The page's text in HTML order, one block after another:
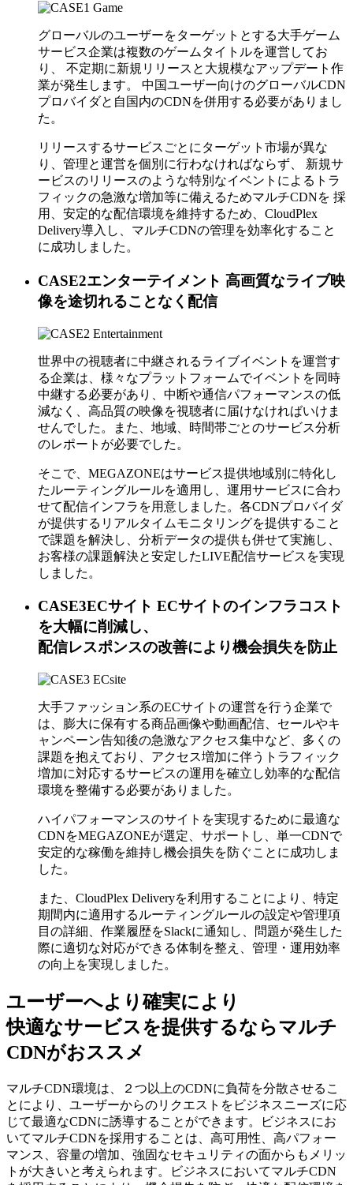
グローバルのユーザーをターゲットとする大手ゲーム
サービス企業は複数のゲームタイトルを運営してお
り、 不定期に新規リリースと大規模なアップデート作
業が発生します。 中国ユーザー向けのグローバルCDN
プロバイダと自国内のCDNを併用する必要がありまし
た。
リリースするサービスごとにターゲット市場が異な
り、管理と運営を個別に行わなければならず、 新規サ
ービスのリリースのような特別なイベントによるトラ
フィックの急激な増加等に備えるためマルチCDNを 採
用、安定的な配信環境を維持するため、CloudPlex
Delivery導入し、マルチCDNの管理を効率化すること
に成功しました。
CASE2エンターテイメント 高画質なライブ映
像を途切れることなく配信
世界中の視聴者に中継されるライブイベントを運営す
る企業は、様々なプラットフォームでイベントを同時
中継する必要があり、中断や通信パフォーマンスの低
減なく、高品質の映像を視聴者に届けなければいけま
せんでした。また、地域、時間帯ごとのサービス分析
のレポートが必要でした。
そこで、MEGAZONEはサービス提供地域別に特化し
たルーティングルールを適用し、運用サービスに合わ
せて配信インフラを用意しました。各CDNプロバイダ
が提供するリアルタイムモニタリングを提供すること
で課題を解決し、分析データの提供も併せて実施し、
お客様の課題解決と安定したLIVE配信サービスを実現
しました。
CASE3ECサイト ECサイトのインフラコスト
を大幅に削減し、
配信レスポンスの改善により機会損失を防止
大手ファッション系のECサイトの運営を行う企業で
は、膨大に保有する商品画像や動画配信、セールやキ
ャンペーン告知後の急激なアクセス集中など、多くの
課題を抱えており、アクセス増加に伴うトラフィック
増加に対応するサービスの運用を確立し効率的な配信
環境を整備する必要がありました。
ハイパフォーマンスのサイトを実現するために最適な
CDNをMEGAZONEが選定、サポートし、単一CDNで
安定的な稼働を維持し機会損失を防ぐことに成功しま
した。
また、CloudPlex Deliveryを利用することにより、特定
期間内に適用するルーティングルールの設定や管理項
目の詳細、作業履歴をSlackに通知し、問題が発生した
際に適切な対応ができる体制を整え、管理・運用効率
の向上を実現しました。
ユーザーへより確実により
快適なサービスを提供するならマルチ
CDNがおススメ
マルチCDN環境は、２つ以上のCDNに負荷を分散させるこ
とにより、ユーザーからのリクエストをビジネスニーズに応
じて最適なCDNに誘導することができます。ビジネスにお
いてマルチCDNを採⽤することは、⾼可⽤性、⾼パフォー
マンス、容量の増加、強固なセキュリティの⾯からもメリッ
トが⼤きいと考えられます。ビジネスにおいてマルチCDN